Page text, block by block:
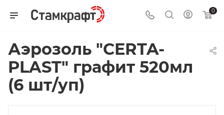
0
Аэрозоль "CERTA-
PLAST" графит 520мл
(6 шт/уп)